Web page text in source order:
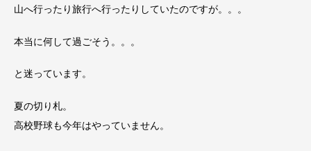
山へ行ったり旅行へ行ったりしていたのですが。。。
本当に何して過ごそう。。。
と迷っています。
夏の切り札。
高校野球も今年はやっていません。